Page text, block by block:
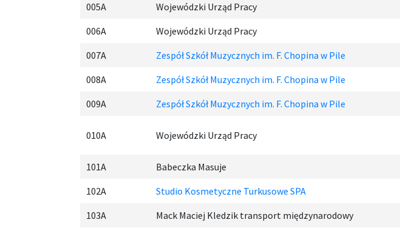
005A
Wojewódzki Urząd Pracy
006A
Wojewódzki Urząd Pracy
007A
Zespół Szkół Muzycznych im. F. Chopina w Pile
008A
Zespół Szkół Muzycznych im. F. Chopina w Pile
009A
Zespół Szkół Muzycznych im. F. Chopina w Pile
010A Wojewódzki Urząd Pracy
101A Babeczka Masuje
102A
Studio Kosmetyczne Turkusowe SPA
103A
Mack Maciej Kledzik transport międzynarodowy